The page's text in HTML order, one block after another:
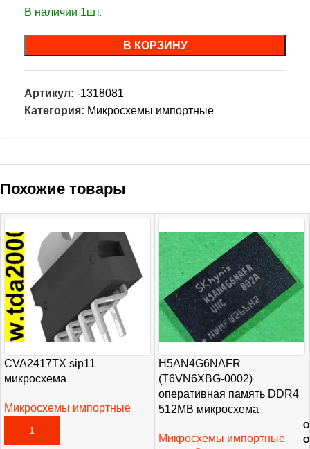
В наличии 1шт.
В КОРЗИНУ
Артикул: -1318081
Категория: Микросхемы импортные
Похожие товары
CVA2417TX sip11
микросхема
Микросхемы импортные
В КОРЗИНУ
H5AN4G6NAFR
(T6VN6XBG-0002)
оперативная память DDR4
512MB микросхема
Микросхемы импортные